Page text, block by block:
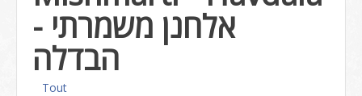
אלחנן משמרתי -
הבדלה
Tout